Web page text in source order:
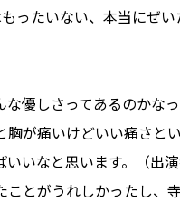
ったいない、本当にぜ
優しさってあるのかな
が痛いけどいい痛さと
いなと思います。（出
とがうれしかったし、